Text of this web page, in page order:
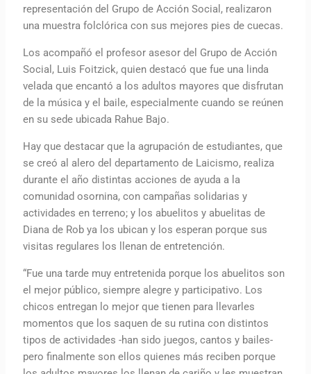
representación del Grupo de Acción Social, realizaron
una muestra folclórica con sus mejores pies de cuecas.
Los acompañó el profesor asesor del Grupo de Acción
Social, Luis Foitzick, quien destacó que fue una linda
velada que encantó a los adultos mayores que disfrutan
de la música y el baile, especialmente cuando se reúnen
en su sede ubicada Rahue Bajo.
Hay que destacar que la agrupación de estudiantes, que
se creó al alero del departamento de Laicismo, realiza
durante el año distintas acciones de ayuda a la
comunidad osornina, con campañas solidarias y
actividades en terreno; y los abuelitos y abuelitas de
Diana de Rob ya los ubican y los esperan porque sus
visitas regulares los llenan de entretención.
“Fue una tarde muy entretenida porque los abuelitos son
el mejor público, siempre alegre y participativo. Los
chicos entregan lo mejor que tienen para llevarles
momentos que los saquen de su rutina con distintos
tipos de actividades -han sido juegos, cantos y bailes-
pero finalmente son ellos quienes más reciben porque